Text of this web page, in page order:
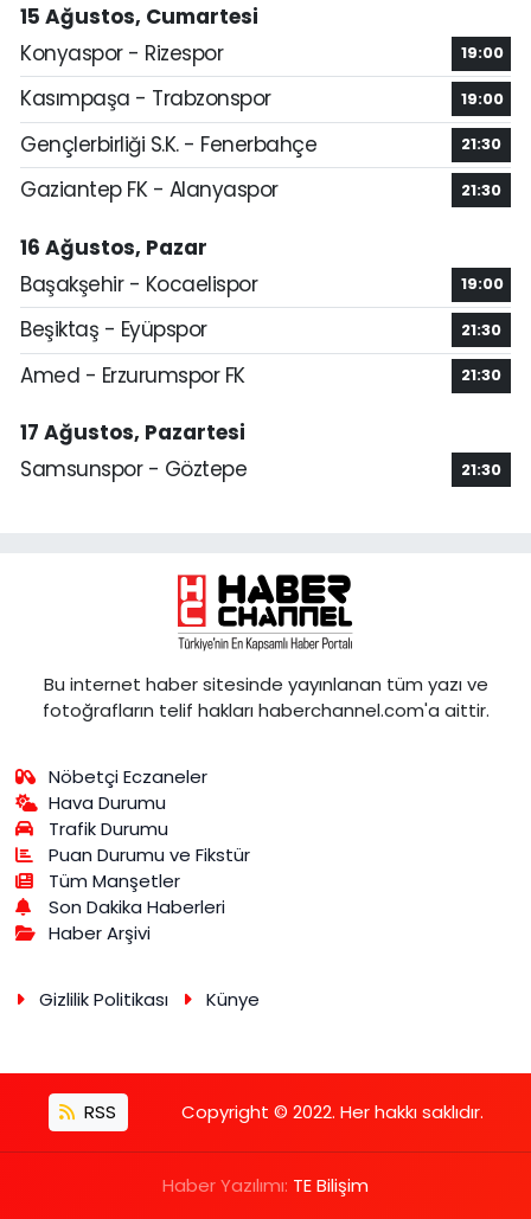
15 Ağustos, Cumartesi
Konyaspor - Rizespor
19:00
Kasımpaşa - Trabzonspor 19:00
Gençlerbirliği S.K. - Fenerbahçe 21:30
Gaziantep FK - Alanyaspor 21:30
16 Ağustos, Pazar
Başakşehir - Kocaelispor
19:00
Beşiktaş - Eyüpspor 21:30
Amed - Erzurumspor FK 21:30
17 Ağustos, Pazartesi
Samsunspor - Göztepe
21:30
Bu internet haber sitesinde yayınlanan tüm yazı ve
fotoğrafların telif hakları haberchannel.com'a aittir.
Nöbetçi Eczaneler
Hava Durumu
Trafik Durumu
Puan Durumu ve Fikstür
Tüm Manşetler
Son Dakika Haberleri
Haber Arşivi
Gizlilik Politikası Künye
RSS Copyright © 2022. Her hakkı saklıdır.
Haber Yazılımı: TE Bilişim